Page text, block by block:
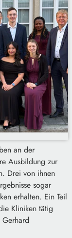
an der
Ausbildung zur
Drei von ihnen
sogar
erhalten. Ein Teil
Kliniken tätig